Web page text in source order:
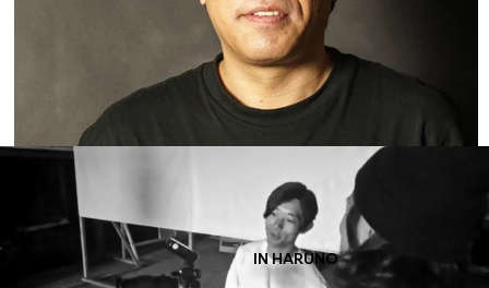
IN HARUNO